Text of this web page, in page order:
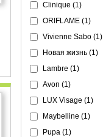
Clinique (1)
ORIFLAME (1)
Vivienne Sabo (1)
Новая жизнь (1)
Lambre (1)
Avon (1)
LUX Visage (1)
Maybelline (1)
Pupa (1)